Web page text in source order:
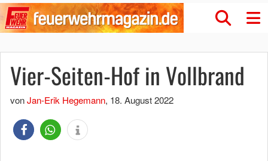
Vier-Seiten-Hof in Vollbrand
vonJan-Erik Hegemann, 18. August 2022